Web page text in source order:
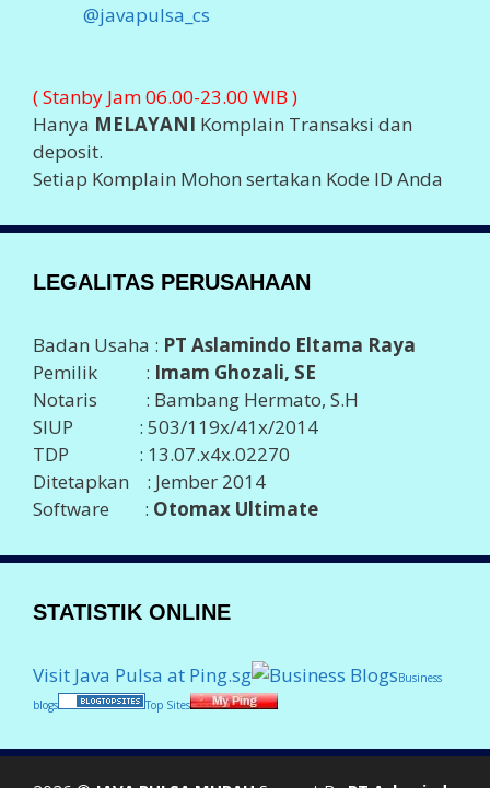
@javapulsa_cs
( Stanby Jam 06.00-23.00 WIB )
Hanya MELAYANI Komplain Transaksi dan
deposit.
Setiap Komplain Mohon sertakan Kode ID Anda
LEGALITAS PERUSAHAAN
Badan Usaha : PT Aslamindo Eltama Raya
Pemilik : Imam Ghozali, SE
Notaris : Bambang Hermato, S.H
SIUP : 503/119x/41x/2014
TDP : 13.07.x4x.02270
Ditetapkan : Jember 2014
Software : Otomax Ultimate
STATISTIK ONLINE
Visit Java Pulsa at Ping.sg
Business
blogs
Top Sites